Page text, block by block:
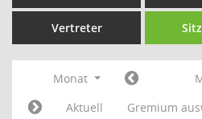
Vertreter
Monat
Aktuell
Gremium